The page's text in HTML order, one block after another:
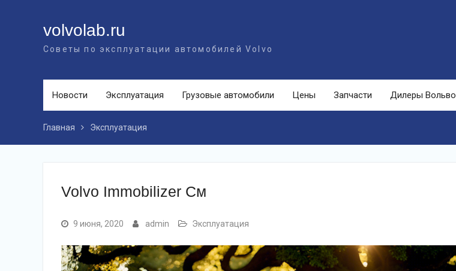
volvolab.ru
Советы по эксплуатации автомобилей Volvo
Новости Эксплуатация Грузовые автомобили Цены Запчасти Дилеры Вольво
Главная Эксплуатация
Volvo Immobilizer См
9 июня, 2020 admin Эксплуатация